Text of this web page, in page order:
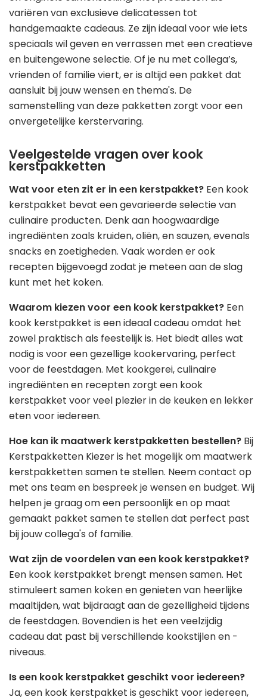
variëren van exclusieve delicatessen tot
handgemaakte cadeaus. Ze zijn ideaal voor wie iets
speciaals wil geven en verrassen met een creatieve
en buitengewone selectie. Of je nu met collega’s,
vrienden of familie viert, er is altijd een pakket dat
aansluit bij jouw wensen en thema's. De
samenstelling van deze pakketten zorgt voor een
onvergetelijke kerstervaring.
Veelgestelde vragen over kook
kerstpakketten
Wat voor eten zit er in een kerstpakket? Een kook
kerstpakket bevat een gevarieerde selectie van
culinaire producten. Denk aan hoogwaardige
ingrediënten zoals kruiden, oliën, en sauzen, evenals
snacks en zoetigheden. Vaak worden er ook
recepten bijgevoegd zodat je meteen aan de slag
kunt met het koken.
Waarom kiezen voor een kook kerstpakket? Een
kook kerstpakket is een ideaal cadeau omdat het
zowel praktisch als feestelijk is. Het biedt alles wat
nodig is voor een gezellige kookervaring, perfect
voor de feestdagen. Met kookgerei, culinaire
ingrediënten en recepten zorgt een kook
kerstpakket voor veel plezier in de keuken en lekker
eten voor iedereen.
Hoe kan ik maatwerk kerstpakketten bestellen? Bij
Kerstpakketten Kiezer is het mogelijk om maatwerk
kerstpakketten samen te stellen. Neem contact op
met ons team en bespreek je wensen en budget. Wij
helpen je graag om een persoonlijk en op maat
gemaakt pakket samen te stellen dat perfect past
bij jouw collega's of familie.
Wat zijn de voordelen van een kook kerstpakket?
Een kook kerstpakket brengt mensen samen. Het
stimuleert samen koken en genieten van heerlijke
maaltijden, wat bijdraagt aan de gezelligheid tijdens
de feestdagen. Bovendien is het een veelzijdig
cadeau dat past bij verschillende kookstijlen en -
niveaus.
Is een kook kerstpakket geschikt voor iedereen?
Ja, een kook kerstpakket is geschikt voor iedereen,